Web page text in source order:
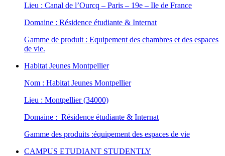
Lieu : Canal de l’Ourcq – Paris – 19e – Ile de France
Domaine : Résidence étudiante & Internat
Gamme de produit : Equipement des chambres et des espaces
de vie.
Habitat Jeunes Montpellier
Nom : Habitat Jeunes Montpellier
Lieu : Montpellier (34000)
Domaine : Résidence étudiante & Internat
Gamme des produits :équipement des espaces de vie
CAMPUS ETUDIANT STUDENTLY